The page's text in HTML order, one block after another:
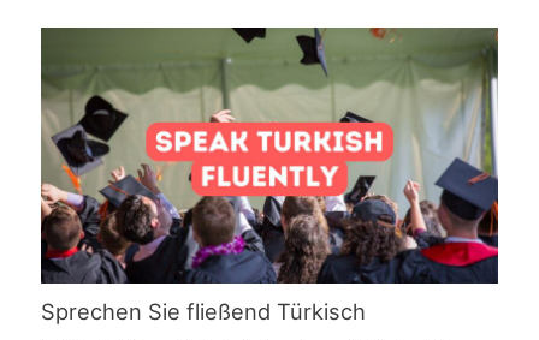
Sprechen Sie fließend Türkisch